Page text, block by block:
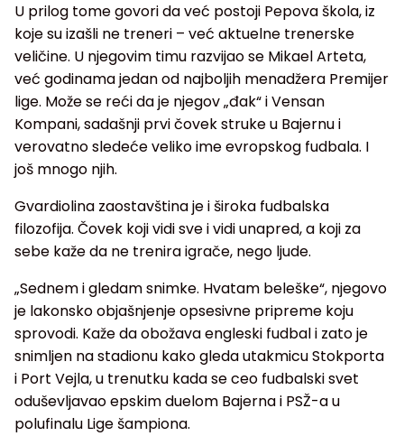
U prilog tome govori da već postoji Pepova škola, iz
koje su izašli ne treneri – već aktuelne trenerske
veličine. U njegovim timu razvijao se Mikael Arteta,
već godinama jedan od najboljih menadžera Premijer
lige. Može se reći da je njegov „đak“ i Vensan
Kompani, sadašnji prvi čovek struke u Bajernu i
verovatno sledeće veliko ime evropskog fudbala. I
još mnogo njih.
Gvardiolina zaostavština je i široka fudbalska
filozofija. Čovek koji vidi sve i vidi unapred, a koji za
sebe kaže da ne trenira igrače, nego ljude.
„Sednem i gledam snimke. Hvatam beleške“, njegovo
je lakonsko objašnjenje opsesivne pripreme koju
sprovodi. Kaže da obožava engleski fudbal i zato je
snimljen na stadionu kako gleda utakmicu Stokporta
i Port Vejla, u trenutku kada se ceo fudbalski svet
oduševljavao epskim duelom Bajerna i PSŽ-a u
polufinalu Lige šampiona.